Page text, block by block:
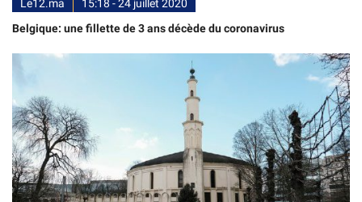
Le12.ma
15:18 - 24 juillet 2020
Belgique: une fillette de 3 ans décède du coronavirus